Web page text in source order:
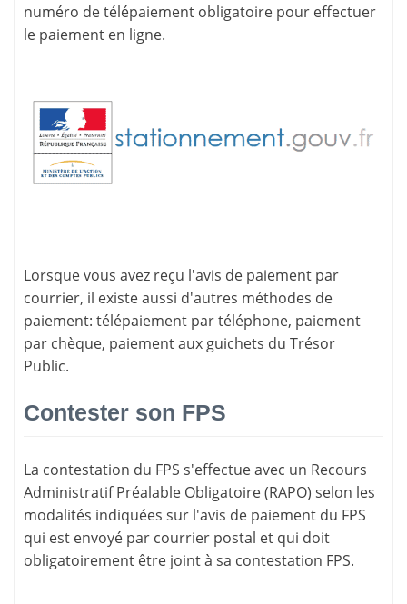
numéro de télépaiement obligatoire pour effectuer
le paiement en ligne.
Lorsque vous avez reçu l'avis de paiement par
courrier, il existe aussi d'autres méthodes de
paiement: télépaiement par téléphone, paiement
par chèque, paiement aux guichets du Trésor
Public.
Contester son FPS
La contestation du FPS s'effectue avec un Recours
Administratif Préalable Obligatoire (RAPO) selon les
modalités indiquées sur l'avis de paiement du FPS
qui est envoyé par courrier postal et qui doit
obligatoirement être joint à sa contestation FPS.